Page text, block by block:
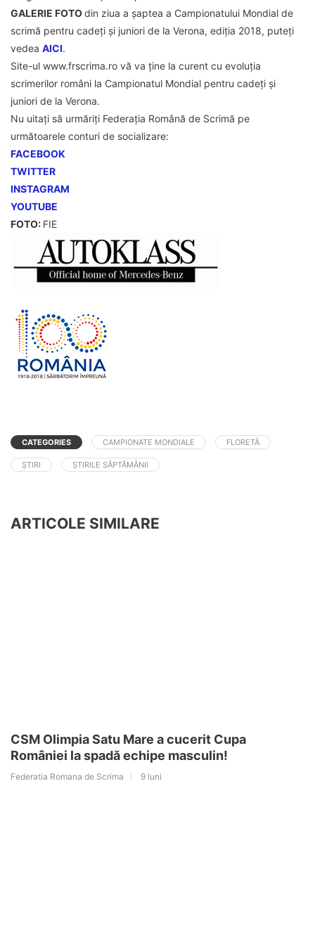
GALERIE FOTOdin ziua a șaptea a Campionatului Mondial de
scrimă pentru cadeți și juniori de la Verona, ediția 2018, puteți
vedea AICI.
Site-ul www.frscrima.ro vă va ține la curent cu evoluția
scrimerilor români la Campionatul Mondial pentru cadeți și
juniori de la Verona.
Nu uitați să urmăriți Federația Română de Scrimă pe
următoarele conturi de socializare:
FACEBOOK
TWITTER
INSTAGRAM
YOUTUBE
FOTO: FIE
CATEGORIES CAMPIONATE MONDIALE FLORETĂ
ȘTIRI ȘTIRILE SĂPTĂMÂNII
ARTICOLE SIMILARE
CSM Olimpia Satu Mare a cucerit Cupa
României la spadă echipe masculin!
Federatia Romana de Scrima 9 luni